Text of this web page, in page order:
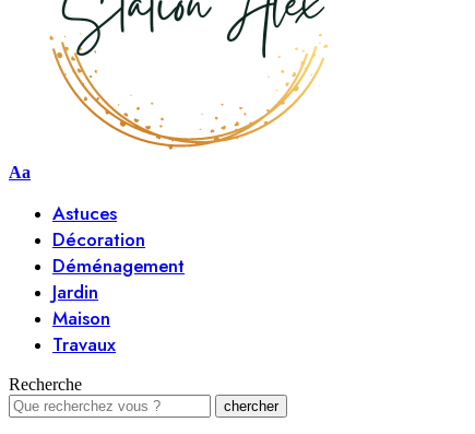
Aa
Astuces
Décoration
Déménagement
Jardin
Maison
Travaux
Recherche